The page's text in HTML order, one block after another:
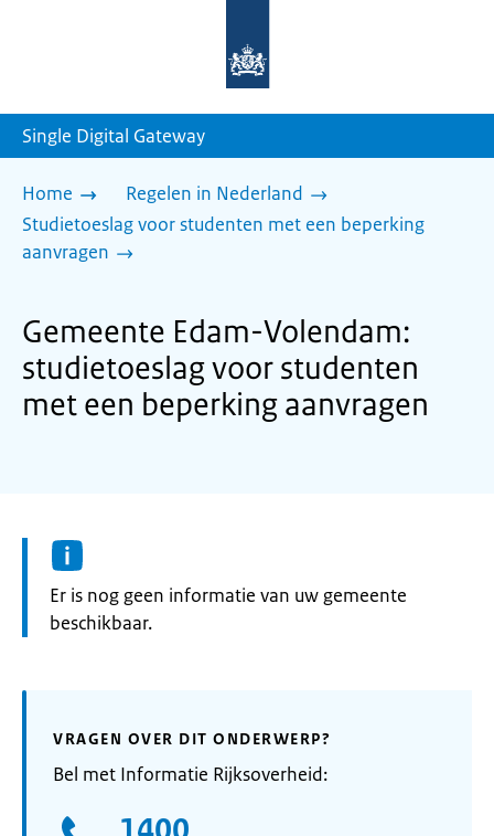
homepage
Single Digital Gateway
Home
Regelen in Nederland
Studietoeslag voor studenten met een beperking
aanvragen
Gemeente Edam-Volendam:
studietoeslag voor studenten
met een beperking aanvragen
Informatie:
Er is nog geen informatie van uw gemeente
beschikbaar.
VRAGEN OVER DIT ONDERWERP?
Bel met Informatie Rijksoverheid: